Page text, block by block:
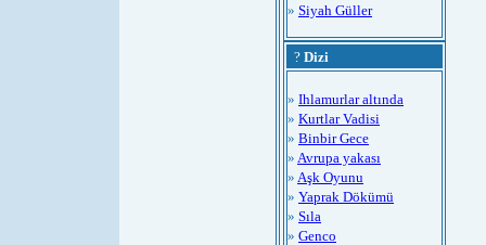
» Siyah Güller
? Dizi
» Ihlamurlar altında
» Kurtlar Vadisi
» Binbir Gece
» Avrupa yakası
» Aşk Oyunu
» Yaprak Dökümü
» Sıla
» Genco